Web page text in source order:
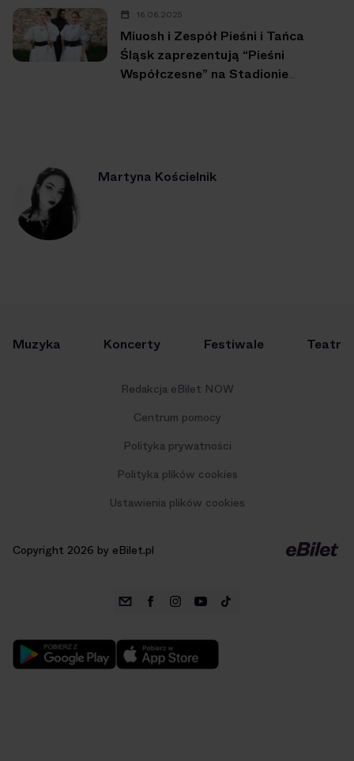
16.06.2025
Miuosh i Zespół Pieśni i Tańca
Śląsk zaprezentują “Pieśni
Współczesne” na Stadionie
Martyna Kościelnik
Muzyka Koncerty Festiwale Teatr
Redakcja eBilet NOW
Centrum pomocy
Polityka prywatności
Polityka plików cookies
Ustawienia plików cookies
Copyright 2026 by eBilet.pl